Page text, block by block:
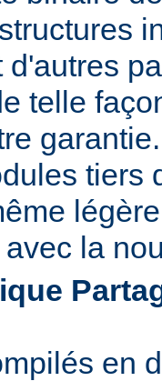
d'autres
telle
tiers
la
en